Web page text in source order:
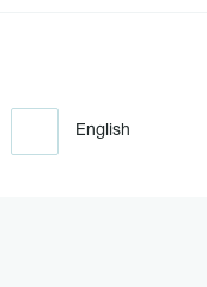
English